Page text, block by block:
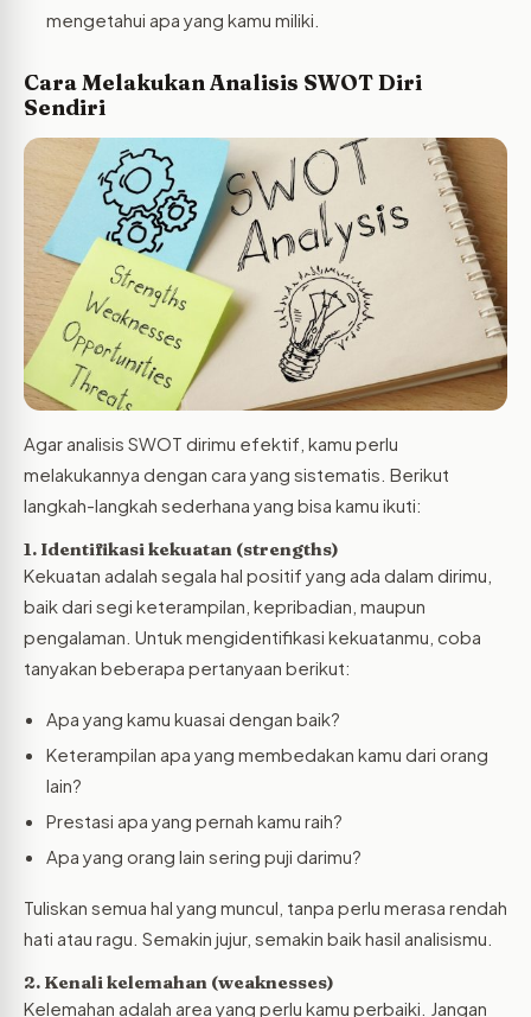
mengetahui apa yang kamu miliki.
Cara Melakukan Analisis SWOT Diri
Sendiri
Agar analisis SWOT dirimu efektif, kamu perlu
melakukannya dengan cara yang sistematis. Berikut
langkah-langkah sederhana yang bisa kamu ikuti:
1. Identifikasi kekuatan (strengths)
Kekuatan adalah segala hal positif yang ada dalam dirimu,
baik dari segi keterampilan, kepribadian, maupun
pengalaman. Untuk mengidentifikasi kekuatanmu, coba
tanyakan beberapa pertanyaan berikut:
Apa yang kamu kuasai dengan baik?
Keterampilan apa yang membedakan kamu dari orang
lain?
Prestasi apa yang pernah kamu raih?
Apa yang orang lain sering puji darimu?
Tuliskan semua hal yang muncul, tanpa perlu merasa rendah
hati atau ragu. Semakin jujur, semakin baik hasil analisismu.
2. Kenali kelemahan (weaknesses)
Kelemahan adalah area yang perlu kamu perbaiki. Jangan